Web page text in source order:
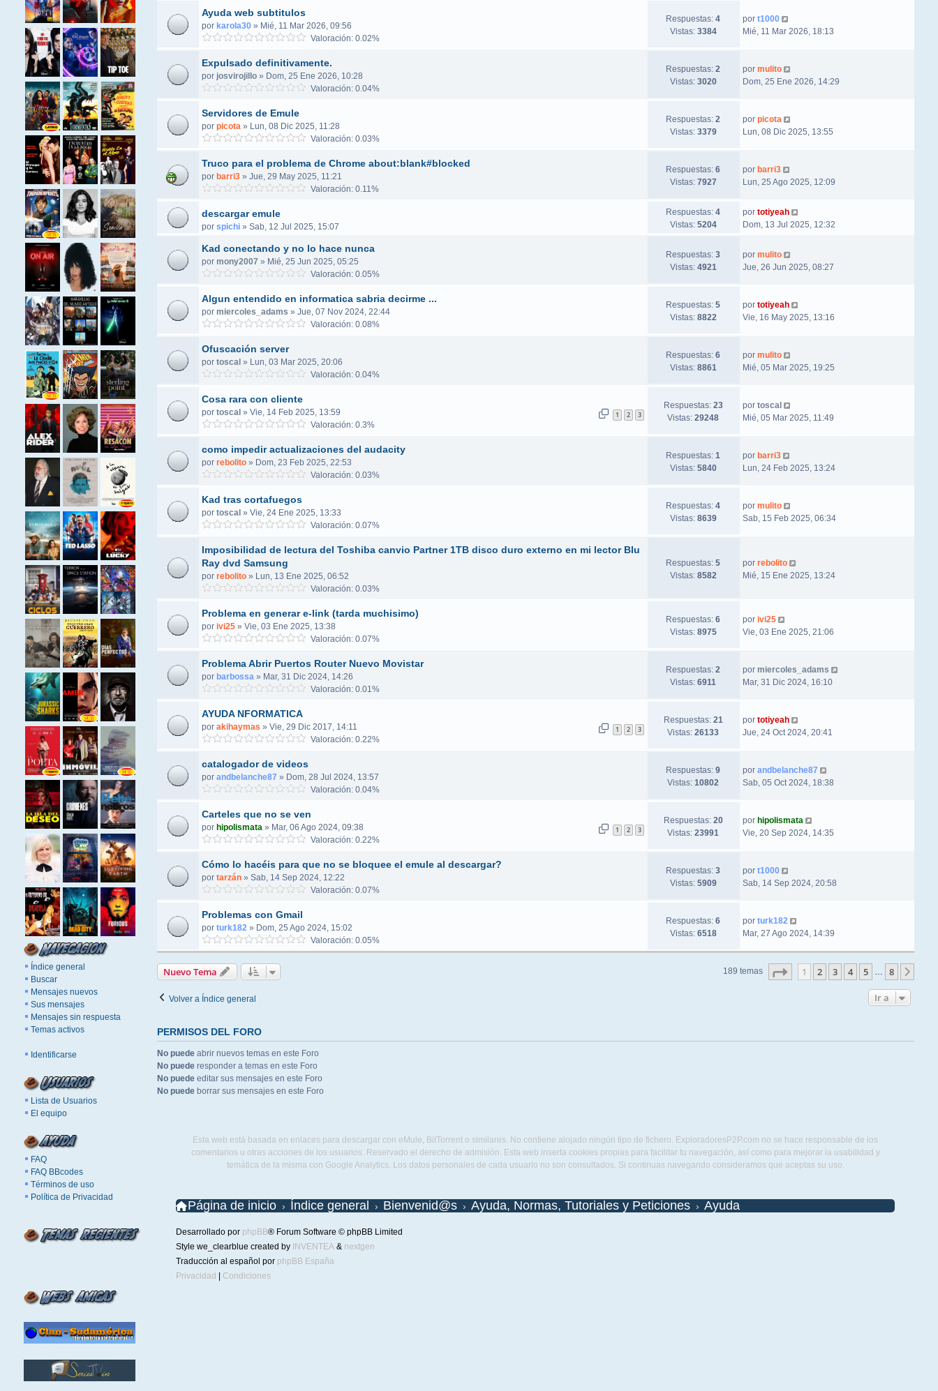
Índice general
Buscar
Mensajes nuevos
Sus mensajes
Mensajes sin respuesta
Temas activos
Identificarse
Lista de Usuarios
El equipo
FAQ
FAQ BBcodes
Términos de uso
Política de Privacidad
Ayuda web subtitulos
por karola30» Mié, 11 Mar 2026, 09:56
Valoración: 0.02%
Respuestas:4
Vistas: 3384
por t1000
Mié, 11 Mar 2026, 18:13
Expulsado definitivamente.
por josvirojillo» Dom, 25 Ene 2026, 10:28
Valoración: 0.04%
Respuestas:2
Vistas: 3020
por mulito
Dom, 25 Ene 2026, 14:29
Servidores de Emule
por picota» Lun, 08 Dic 2025, 11:28
Valoración: 0.03%
Respuestas:2
Vistas: 3379
por picota
Lun, 08 Dic 2025, 13:55
Truco para el problema de Chrome about:blank#blocked
por barri3» Jue, 29 May 2025, 11:21
Valoración: 0.11%
Respuestas:6
Vistas: 7927
por barri3
Lun, 25 Ago 2025, 12:09
descargar emule
por spichi» Sab, 12 Jul 2025, 15:07
Respuestas:4
Vistas: 5204
por totiyeah
Dom, 13 Jul 2025, 12:32
Kad conectando y no lo hace nunca
por mony2007 » Mié, 25 Jun 2025, 05:25
Valoración: 0.05%
Respuestas:3
Vistas: 4921
por mulito
Jue, 26 Jun 2025, 08:27
Algun entendido en informatica sabria decirme ...
por miercoles_adams » Jue, 07 Nov 2024, 22:44
Valoración: 0.08%
Respuestas:5
Vistas: 8822
por totiyeah
Vie, 16 May 2025, 13:16
Ofuscación server
por toscal » Lun, 03 Mar 2025, 20:06
Valoración: 0.04%
Respuestas:6
Vistas: 8861
por mulito
Mié, 05 Mar 2025, 19:25
Cosa rara con cliente
por toscal » Vie, 14 Feb 2025, 13:59 1 2 3
Valoración: 0.3%
Respuestas: 23
Vistas:29248
por toscal
Mié, 05 Mar 2025, 11:49
como impedir actualizaciones del audacity
por rebolito» Dom, 23 Feb 2025, 22:53
Valoración: 0.03%
Respuestas:1
Vistas: 5840
por barri3
Lun, 24 Feb 2025, 13:24
Kad tras cortafuegos
por toscal » Vie, 24 Ene 2025, 13:33
Valoración: 0.07%
Respuestas:4
Vistas: 8639
por mulito
Sab, 15 Feb 2025, 06:34
Imposibilidad de lectura del Toshiba canvio Partner 1TB disco duro externo en mi lector Blu
Ray dvd Samsung
por rebolito» Lun, 13 Ene 2025, 06:52
Valoración: 0.03%
Respuestas:5
Vistas: 8582
por rebolito
Mié, 15 Ene 2025, 13:24
Problema en generar e-link (tarda muchisimo)
por ivi25» Vie, 03 Ene 2025, 13:38
Valoración: 0.07%
Respuestas:6
Vistas: 8975
por ivi25
Vie, 03 Ene 2025, 21:06
Problema Abrir Puertos Router Nuevo Movistar
por barbossa» Mar, 31 Dic 2024, 14:26
Valoración: 0.01%
Respuestas:2
Vistas:6911
por miercoles_adams
Mar, 31 Dic 2024, 16:10
AYUDA NFORMATICA
por akihaymas » Vie, 29 Dic 2017, 14:11 1 2 3
Valoración: 0.22%
Respuestas: 21
Vistas:26133
por totiyeah
Jue, 24 Oct 2024, 20:41
catalogador de videos
por andbelanche87 » Dom, 28 Jul 2024, 13:57
Valoración: 0.04%
Respuestas:9
Vistas:10802
por andbelanche87
Sab, 05 Oct 2024, 18:38
Carteles que no se ven
por hipolismata» Mar, 06 Ago 2024, 09:38 1 2 3
Valoración: 0.22%
Respuestas: 20
Vistas:23991
por hipolismata
Vie, 20 Sep 2024, 14:35
Cómo lo hacéis para que no se bloquee el emule al descargar?
por tarzán» Sab, 14 Sep 2024, 12:22
Valoración: 0.07%
Respuestas:3
Vistas: 5909
por t1000
Sab, 14 Sep 2024, 20:58
Problemas con Gmail
por turk182» Dom, 25 Ago 2024, 15:02
Valoración: 0.05%
Respuestas:6
Vistas: 6518
por turk182
Mar, 27 Ago 2024, 14:39
Nuevo Tema 189 temas Página1 de
1 2 3 4 5 … 8
Volver a Índice general Ir a
PERMISOS DEL FORO
No puedeabrir nuevos temas en este Foro
No puederesponder a temas en este Foro
No puedeeditar sus mensajes en este Foro
No puedeborrar sus mensajes en este Foro
Esta web está basada en enlaces para descargar con eMule, BitTorrent o similares. No contiene alojado ningún tipo de fichero. ExploradoresP2P.com no se hace responsable de los
comentarios u otras acciones de los usuarios. Reservado el derecho de admisión. Esta web inserta cookies propias para facilitar tu navegación, así como para mejorar la usabilidad y
temática de la misma con Google Analytics. Los datos personales de cada usuario no son consultados. Si continuas navegando consideramos que aceptas su uso.
Página de inicio Índice general Bienvenid@s Ayuda, Normas, Tutoriales y Peticiones Ayuda
Desarrollado por phpBB® Forum Software © phpBB Limited
Style we_clearblue created by INVENTEA& nextgen
Traducción al español por phpBB España
Privacidad
Condiciones